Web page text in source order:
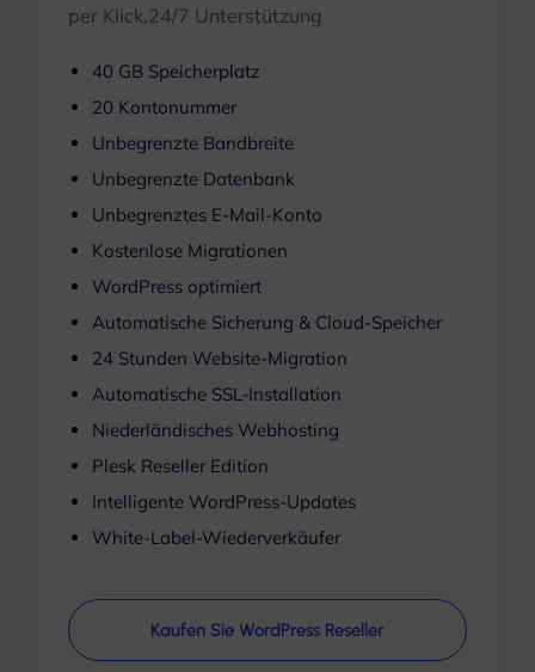
per Klick,24/7 Unterstützung
40 GB Speicherplatz
20 Kontonummer
Unbegrenzte Bandbreite
Unbegrenzte Datenbank
Unbegrenztes E-Mail-Konto
Kostenlose Migrationen
WordPress optimiert
Automatische Sicherung & Cloud-Speicher
24 Stunden Website-Migration
Automatische SSL-Installation
Niederländisches Webhosting
Plesk Reseller Edition
Intelligente WordPress-Updates
White-Label-Wiederverkäufer
Kaufen Sie WordPress Reseller